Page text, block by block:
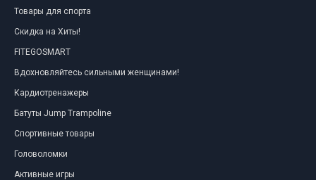
Товары для спорта
Скидка на Хиты!
FITEGOSMART
Вдохновляйтесь сильными женщинами!
Кардиотренажеры
Батуты Jump Trampoline
Спортивные товары
Головоломки
Активные игры